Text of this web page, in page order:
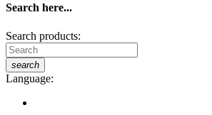
Search here...
Search products:
search
Language: